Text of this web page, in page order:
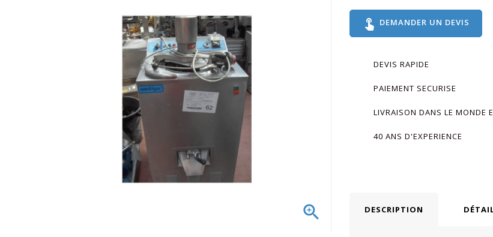

touch_app DEMANDER UN DEVIS
DEVIS RAPIDE
PAIEMENT SECURISE
LIVRAISON DANS LE MONDE
40 ANS D'EXPERIENCE
DESCRIPTION